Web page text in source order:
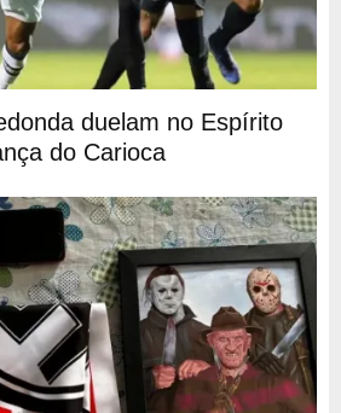
duelam no Espírito
do Carioca